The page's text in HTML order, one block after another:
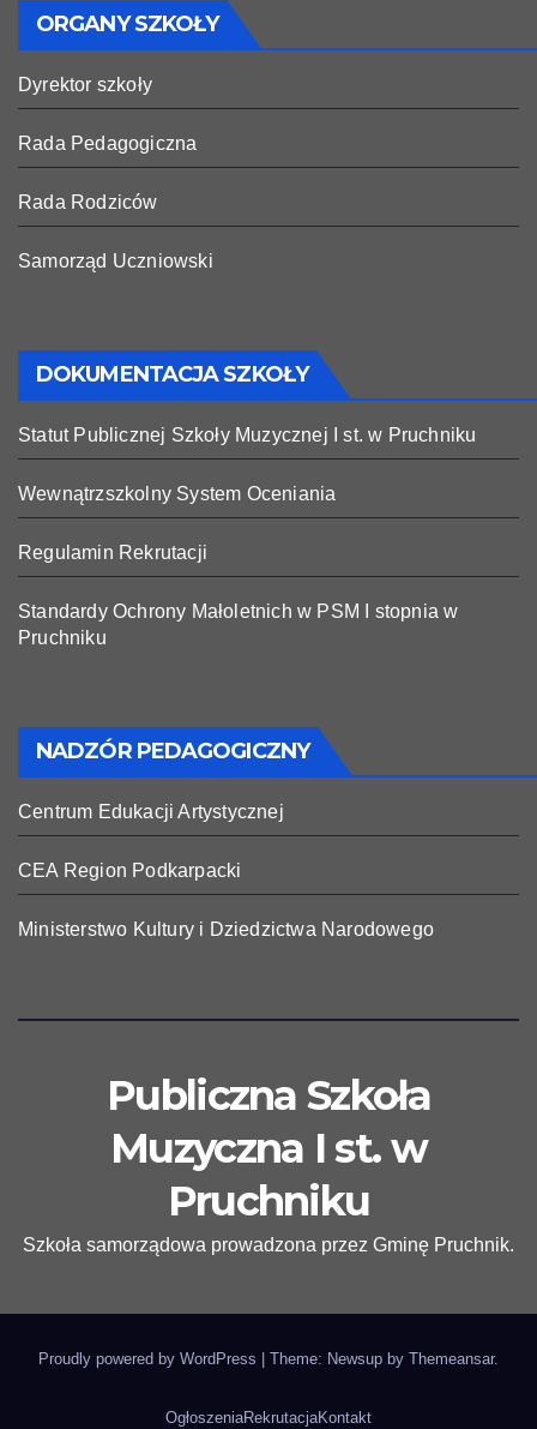
ORGANY SZKOŁY
Dyrektor szkoły
Rada Pedagogiczna
Rada Rodziców
Samorząd Uczniowski
DOKUMENTACJA SZKOŁY
Statut Publicznej Szkoły Muzycznej I st. w Pruchniku
Wewnątrzszkolny System Oceniania
Regulamin Rekrutacji
Standardy Ochrony Małoletnich w PSM I stopnia w
Pruchniku
NADZÓR PEDAGOGICZNY
Centrum Edukacji Artystycznej
CEA Region Podkarpacki
Ministerstwo Kultury i Dziedzictwa Narodowego
Publiczna Szkoła
Muzyczna I st. w
Pruchniku
Szkoła samorządowa prowadzona przez Gminę Pruchnik.
Proudly powered by WordPress Theme: Newsup by Themeansar.
OgłoszeniaRekrutacjaKontakt